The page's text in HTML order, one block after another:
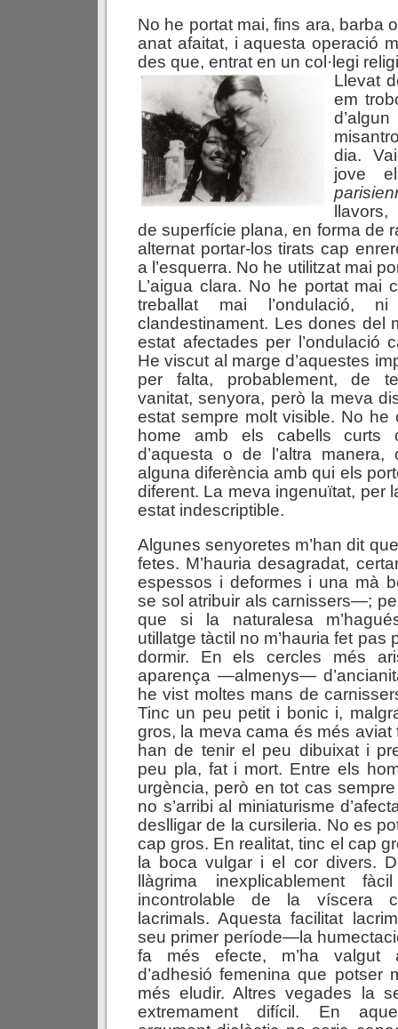
No he portat mai, fins ara, barba
anat afaitat, i aquesta operació
des que, entrat en un col·legi
Llevat
em
dia.
jove
de superfície plana, en forma de
alternat portar-los tirats cap
a l’esquerra. No he utilitzat mai
L’aigua clara. No he portat mai
treballat mai l’ondulació,
clandestinament. Les dones del
estat afectades per l’ondulació
He viscut al marge d’aquestes
per falta, probablement, de
vanitat, senyora, però la meva
estat sempre molt visible. No he
home amb els cabells curts
d’aquesta o de l’altra
alguna diferència amb qui els
diferent. La meva ingenuïtat, per
estat indescriptible.
Algunes senyoretes m’han dit
fetes. M’hauria desagradat,
espessos i deformes i una mà
se sol atribuir als carnissers—;
que si la naturalesa
utillatge tàctil no m’hauria fet pas
dormir. En els cercles més
aparença —almenys—
he vist moltes mans de
Tinc un peu petit i bonic i,
gros, la meva cama és més
han de tenir el peu dibuixat i
peu pla, fat i mort. Entre els
urgència, però en tot cas
no s’arribi al miniaturisme
deslligar de la cursileria. No es
cap gros. En realitat, tinc el cap
la boca vulgar i el cor divers.
llàgrima inexplicablement
incontrolable de la víscera
lacrimals. Aquesta facilitat
seu primer període—la
fa més efecte, m’ha valgut
d’adhesió femenina que potser
més eludir. Altres vegades la
extremament difícil. En